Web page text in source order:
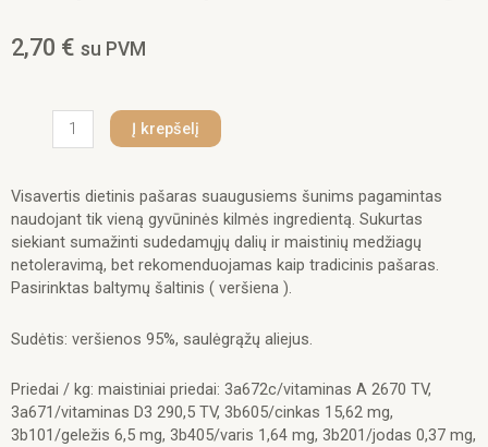
2,70 € su PVM
produkto
Vitello
(su
veršiena)
monoproteininis
paštetas
Į krepšelį
Visavertis dietinis pašaras suaugusiems šunims pagamintas
naudojant tik vieną gyvūninės kilmės ingredientą. Sukurtas
siekiant sumažinti sudedamųjų dalių ir maistinių medžiagų
netoleravimą, bet rekomenduojamas kaip tradicinis pašaras.
Pasirinktas baltymų šaltinis ( veršiena ).
Sudėtis: veršienos 95%, saulėgrąžų aliejus.
Priedai / kg: maistiniai priedai: 3a672c/vitaminas A 2670 TV,
3a671/vitaminas D3 290,5 TV, 3b605/cinkas 15,62 mg,
3b101/geležis 6,5 mg, 3b405/varis 1,64 mg, 3b201/jodas 0,37 mg,